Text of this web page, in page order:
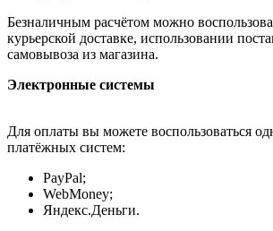
Безналичным расчётом можно
курьерской доставке, использовании
самовывоза из магазина.
Электронные системы
Для оплаты вы можете воспользоваться
платёжных систем:
PayPal;
WebMoney;
Яндекс.Деньги.